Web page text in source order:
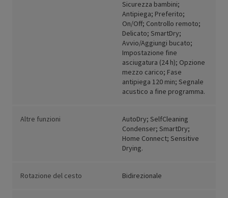
Sicurezza bambini;
Antipiega; Preferito;
On/Off; Controllo remoto;
Delicato; SmartDry;
Avvio/Aggiungi bucato;
Impostazione fine
asciugatura (24 h); Opzione
mezzo carico; Fase
antipiega 120 min; Segnale
acustico a fine programma.
Altre funzioni
AutoDry; SelfCleaning
Condenser; SmartDry;
Home Connect; Sensitive
Drying.
Rotazione del cesto Bidirezionale